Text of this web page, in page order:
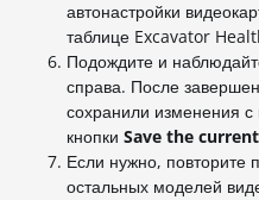
автонастройки
таблице Excavator
Подождите и
справа. После
сохранили изменения
кнопки Save the
Если нужно, повторите
остальных моделей